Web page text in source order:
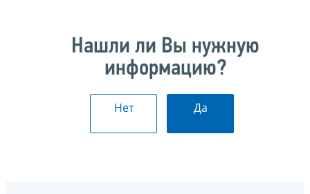
Нашли ли Вы нужную
информацию?
Нет Да